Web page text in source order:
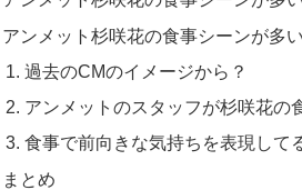
アンメット杉咲花の食事シーンが多
過去のCMのイメージから？
アンメットのスタッフが杉咲花の
食事で前向きな気持ちを表現して
まとめ